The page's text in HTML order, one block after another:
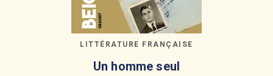
LITTÉRATURE FRANÇAISE
Un homme seul